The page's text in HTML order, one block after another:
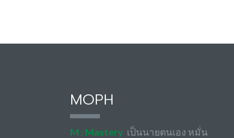
MOPH
M : Mastery เป็นนายตนเอง หมั่น